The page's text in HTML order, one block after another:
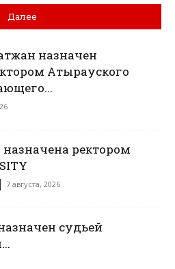
Далее
назначен
Атырауского
ректором
7 августа, 2026
судьей